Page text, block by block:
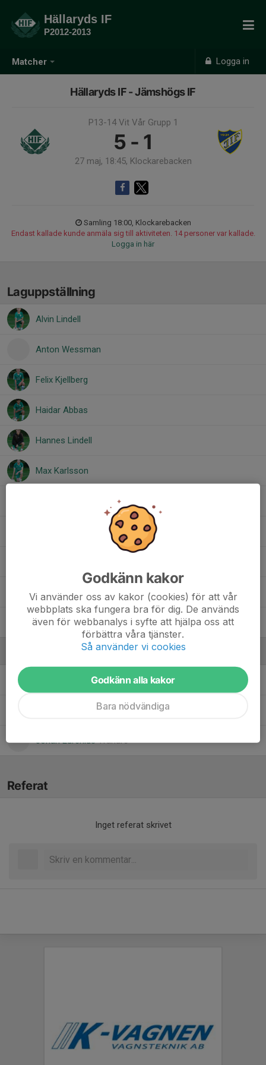
Matcher Logga in
Hällaryds IF
P2012-2013
Hällaryds IF - Jämshögs IF
P13-14 Vit Vår Grupp 1
5 - 1
27 maj, 18:45, Klockarebacken
Samling 18:00, Klockarebacken
Endast kallade kunde anmäla sig till aktiviteten. 14 personer var kallade.
Logga in här
Laguppställning
Alvin Lindell
Anton Wessman
Felix Kjellberg
Haidar Abbas
Hannes Lindell
Max Karlsson
Olle Brink Glans
Olle Eurenius
Alexander GunnarssonTränare
Tränare
Johan EureniusTränare
Referat
Inget referat skrivet
Godkänn kakor
Vi använder oss av kakor (cookies) för att vår
webbplats ska fungera bra för dig. De används
även för webbanalys i syfte att hjälpa oss att
förbättra våra tjänster.
Så använder vi cookies
Godkänn alla kakor
Bara nödvändiga